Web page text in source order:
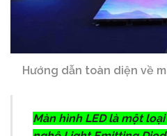
Hướng dẫn toàn diện về
Màn hình LED là một